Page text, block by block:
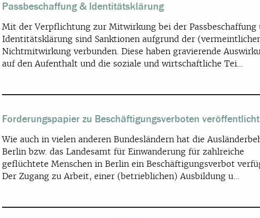
Passbeschaffung & Identitätsklärung
Mit der Verpflichtung zur Mitwirkung bei der Passbeschaffung
Identitätsklärung sind Sanktionen aufgrund der
Nichtmitwirkung verbunden. Diese haben gravierende
auf den Aufenthalt und die soziale und wirtschaftliche Tei...
Forderungspapier zu Beschäftigungsverboten veröffentlicht
Wie auch in vielen anderen Bundesländern hat die
Berlin bzw. das Landesamt für Einwanderung für zahlreiche
geflüchtete Menschen in Berlin ein Beschäftigungsverbot
Der Zugang zu Arbeit, einer (betrieblichen) Ausbildung u...